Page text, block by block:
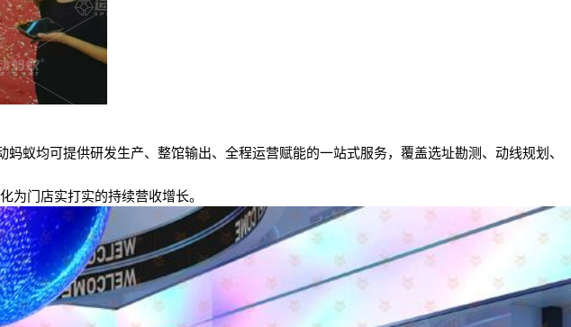
蚁均可提供研发生产、整馆输出、全程运营赋能的一站式服务，覆盖选址勘测、动线规划、
门店实打实的持续营收增长。